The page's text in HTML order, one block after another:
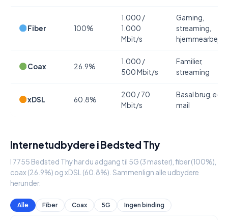
Fiber 100%
1.000 /
1.000
Mbit/s
Gaming,
streaming,
hjemmearbejde
Coax 26.9%
1.000 /
500 Mbit/s
Familier,
streaming
xDSL 60.8%
200 / 70
Mbit/s
Basal brug, e-
mail
Internetudbydere i Bedsted Thy
I 7755 Bedsted Thy har du adgang til 5G (3 master), fiber (100%),
coax (26.9%) og xDSL (60.8%). Sammenlign alle udbydere
herunder.
Alle Fiber Coax 5G Ingen binding